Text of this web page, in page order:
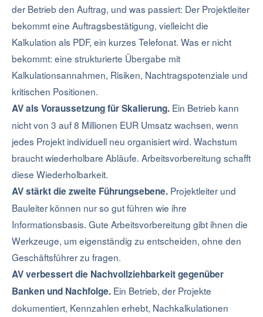
der Betrieb den Auftrag, und was passiert: Der Projektleiter
bekommt eine Auftragsbestätigung, vielleicht die
Kalkulation als PDF, ein kurzes Telefonat. Was er nicht
bekommt: eine strukturierte Übergabe mit
Kalkulationsannahmen, Risiken, Nachtragspotenziale und
kritischen Positionen.
AV als Voraussetzung für Skalierung. Ein Betrieb kann
nicht von 3 auf 8 Millionen EUR Umsatz wachsen, wenn
jedes Projekt individuell neu organisiert wird. Wachstum
braucht wiederholbare Abläufe. Arbeitsvorbereitung schafft
diese Wiederholbarkeit.
AV stärkt die zweite Führungsebene. Projektleiter und
Bauleiter können nur so gut führen wie ihre
Informationsbasis. Gute Arbeitsvorbereitung gibt ihnen die
Werkzeuge, um eigenständig zu entscheiden, ohne den
Geschäftsführer zu fragen.
AV verbessert die Nachvollziehbarkeit gegenüber
Banken und Nachfolge. Ein Betrieb, der Projekte
dokumentiert, Kennzahlen erhebt, Nachkalkulationen